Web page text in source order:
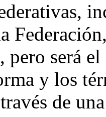
pero será
y los
de